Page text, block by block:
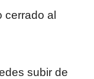
cerrado al
subir de